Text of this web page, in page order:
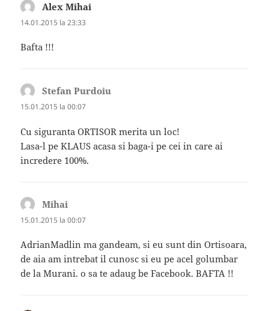
Alex Mihai
14.01.2015 la 23:33
Bafta !!!
Stefan Purdoiu
15.01.2015 la 00:07
Cu siguranta ORTISOR merita un loc!
Lasa-l pe KLAUS acasa si baga-i pe cei in care ai
incredere 100%.
Mihai
15.01.2015 la 00:07
AdrianMadlin ma gandeam, si eu sunt din Ortisoara,
de aia am intrebat il cunosc si eu pe acel golumbar
de la Murani. o sa te adaug be Facebook. BAFTA !!